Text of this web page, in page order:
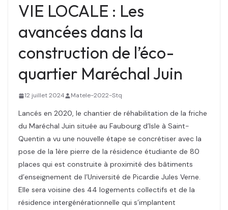
VIE LOCALE : Les
avancées dans la
construction de l’éco-
quartier Maréchal Juin
12 juillet 2024 Matele-2022-Stq
Lancés en 2020, le chantier de réhabilitation de la friche
du Maréchal Juin située au Faubourg d’Isle à Saint-
Quentin a vu une nouvelle étape se concrétiser avec la
pose de la 1ère pierre de la résidence étudiante de 80
places qui est construite à proximité des bâtiments
d’enseignement de l’Université de Picardie Jules Verne.
Elle sera voisine des 44 logements collectifs et de la
résidence intergénérationnelle qui s’implantent